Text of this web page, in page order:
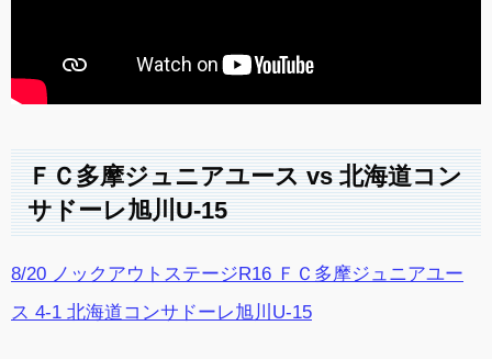
ＦＣ多摩ジュニアユース vs 北海道コン
サドーレ旭川U-15
8/20 ノックアウトステージR16 ＦＣ多摩ジュニアユー
ス 4-1 北海道コンサドーレ旭川U-15